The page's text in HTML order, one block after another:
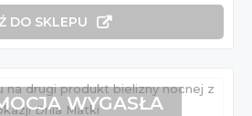
DO SKLEPU
WYGASŁA